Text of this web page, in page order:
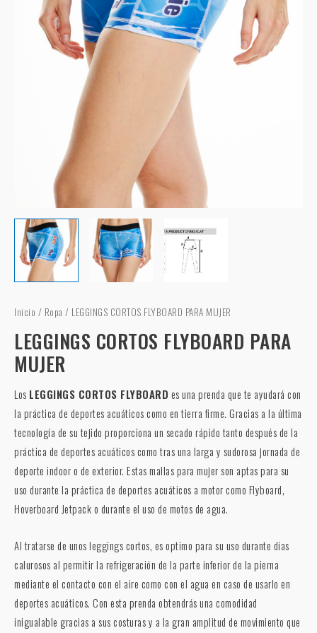
Inicio / Ropa / LEGGINGS CORTOS FLYBOARD PARA MUJER
LEGGINGS CORTOS FLYBOARD PARA
MUJER
Los LEGGINGS CORTOS FLYBOARD es una prenda que te ayudará con
la práctica de deportes acuáticos como en tierra firme. Gracias a la última
tecnología de su tejido proporciona un secado rápido tanto después de la
práctica de deportes acuáticos como tras una larga y sudorosa jornada de
deporte indoor o de exterior. Estas mallas para mujer son aptas para su
uso durante la práctica de deportes acuáticos a motor como Flyboard,
Hoverboard Jetpack o durante el uso de motos de agua.
Al tratarse de unos leggings cortos, es optimo para su uso durante días
calurosos al permitir la refrigeración de la parte inferior de la pierna
mediante el contacto con el aire como con el agua en caso de usarlo en
deportes acuáticos. Con esta prenda obtendrás una comodidad
inigualable gracias a sus costuras y a la gran amplitud de movimiento que